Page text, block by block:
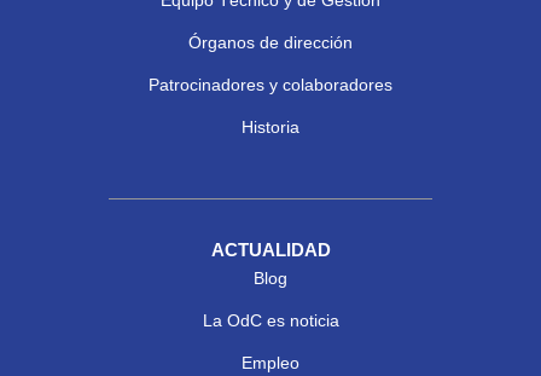
Órganos de dirección
Patrocinadores y colaboradores
Historia
ACTUALIDAD
Blog
La OdC es noticia
Empleo